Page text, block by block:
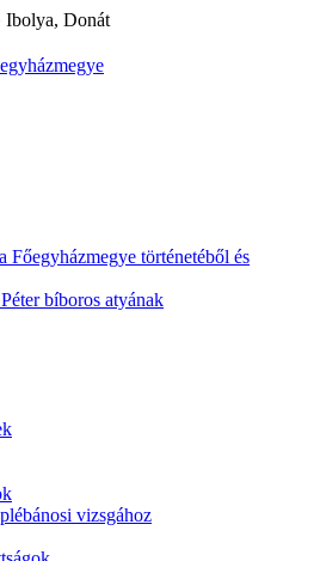
Ibolya, Donát
Főegyházmegye történetéből és
bíboros atyának
vizsgához